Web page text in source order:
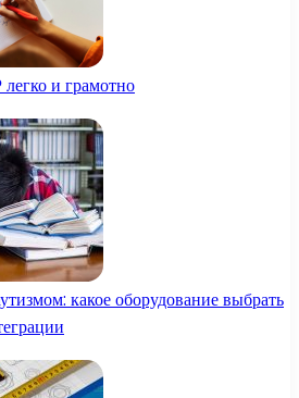
и грамотно
какое оборудование выбрать